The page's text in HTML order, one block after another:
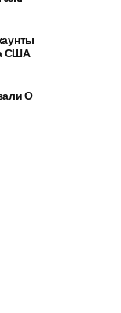
США
О